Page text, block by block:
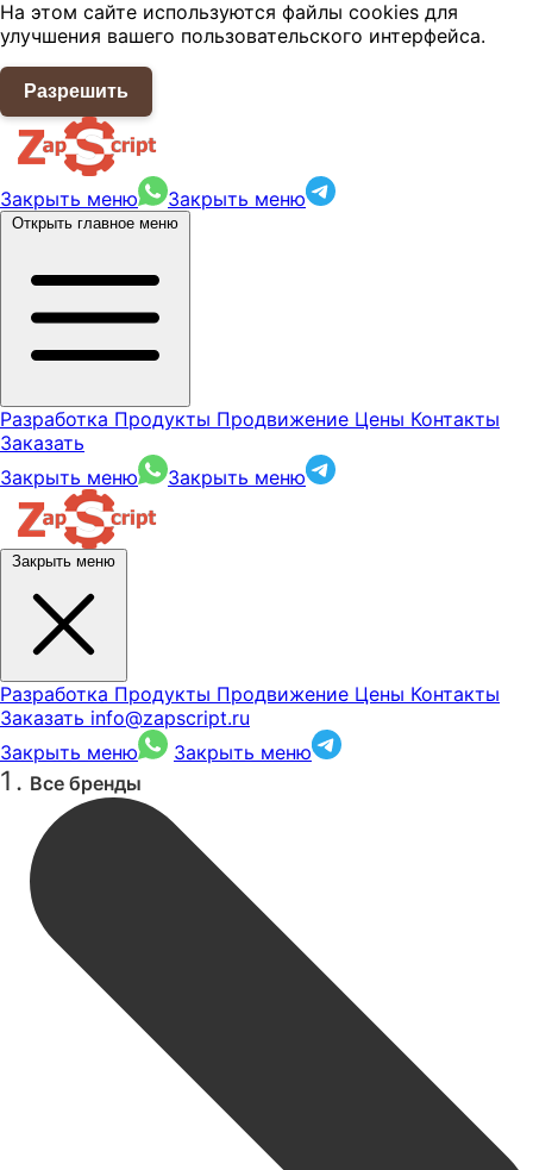
На этом сайте используются файлы cookies для
улучшения вашего пользовательского интерфейса.
Разрешить
Закрыть меню Закрыть меню
Открыть главное меню
Разработка Продукты Продвижение Цены Контакты
Заказать
Закрыть меню
Закрыть меню
Закрыть меню
Разработка Продукты Продвижение Цены Контакты
Заказать info@zapscript.ru
Закрыть меню
Закрыть меню
Все бренды